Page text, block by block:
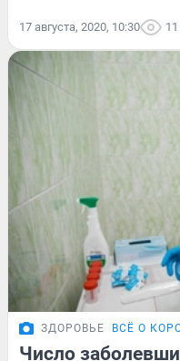
17 августа, 2020, 10:30
ЗДОРОВЬЕ ВСЁ О
Число